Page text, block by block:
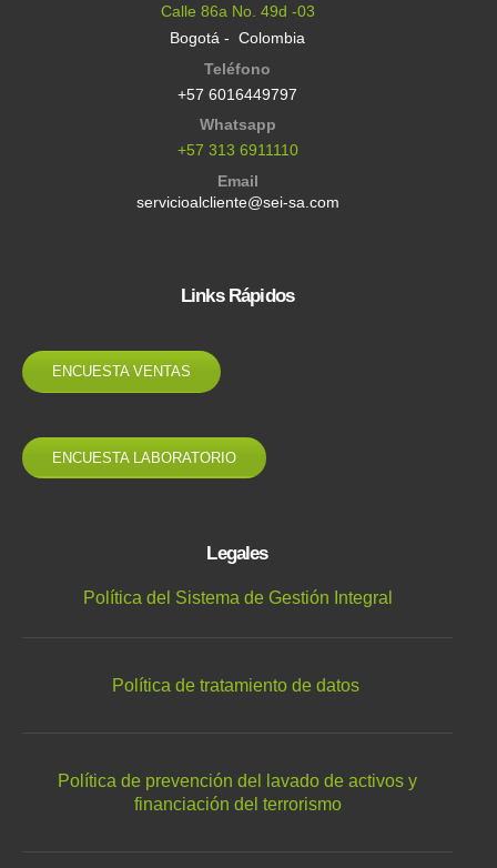
Calle 86a No. 49d -03
Bogotá - Colombia
Teléfono
+57 6016449797
Whatsapp
+57 313 6911110
Email
servicioalcliente@sei-sa.com
Links Rápidos
ENCUESTA VENTAS
ENCUESTA LABORATORIO
Legales
Política del Sistema de Gestión Integral
Política de tratamiento de datos
Política de prevención del lavado de activos y
financiación del terrorismo